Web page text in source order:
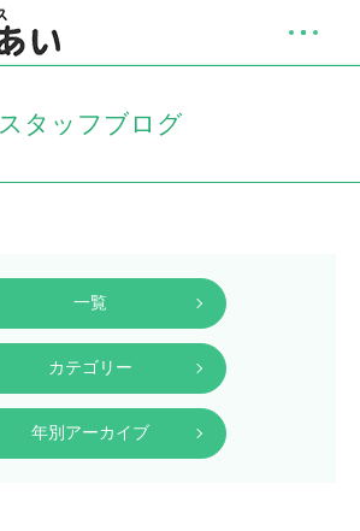
スタッフブログ
一覧
カテゴリー
年別アーカイブ